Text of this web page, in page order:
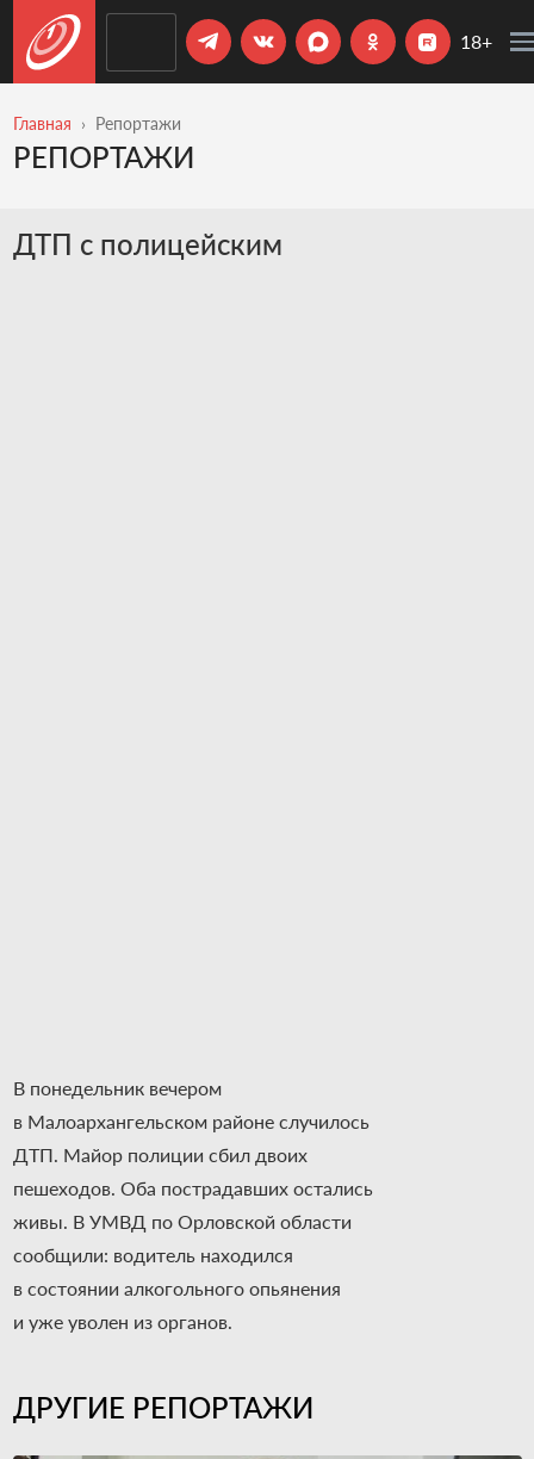
18+
Главная Репортажи
РЕПОРТАЖИ
ДТП с полицейским
В понедельник вечером
в Малоархангельском районе случилось
ДТП. Майор полиции сбил двоих
пешеходов. Оба пострадавших остались
живы. В УМВД по Орловской области
сообщили: водитель находился
в состоянии алкогольного опьянения
и уже уволен из органов.
ДРУГИЕ РЕПОРТАЖИ